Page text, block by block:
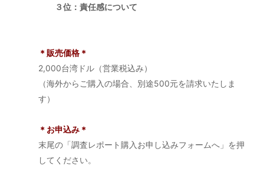
３位：責任感について
＊販売価格＊
2,000台湾ドル（営業税込み）
（海外からご購入の場合、別途500元を請求いたしま
す）
＊お申込み＊
末尾の「調査レポート購入お申し込みフォームへ」を押
してください。